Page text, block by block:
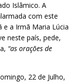
Islâmico. A
com este
e a Irmã Maria Lúcia
neste país, pede,
“as orações de
22 de Julho,